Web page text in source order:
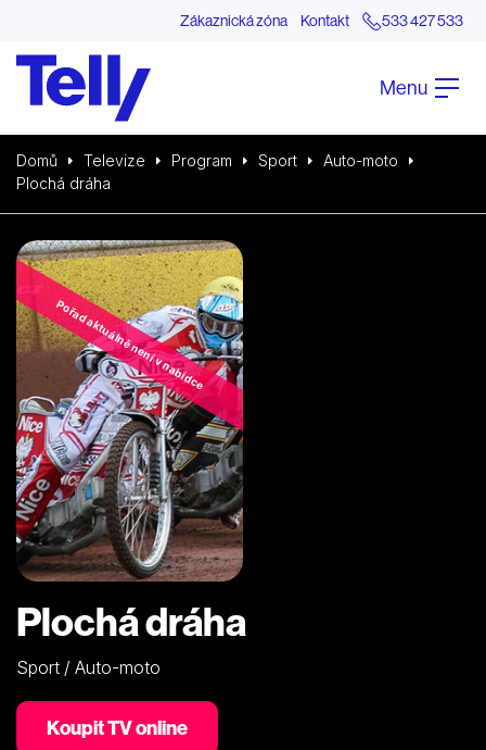
Zákaznická zóna Kontakt 533 427 533
Menu
Domů Televize Program Sport
Auto-moto
Plochá dráha
Pořad aktuálně není v nabídce
Plochá dráha
Sport / Auto-moto
Koupit TV online